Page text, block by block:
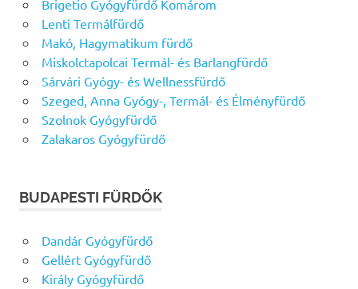
Brigetio Gyógyfürdő Komárom
Lenti Termálfürdő
Makó, Hagymatikum fürdő
Miskolctapolcai Termál- és Barlangfürdő
Sárvári Gyógy- és Wellnessfürdő
Szeged, Anna Gyógy-, Termál- és Élményfürdő
Szolnok Gyógyfürdő
Zalakaros Gyógyfürdő
BUDAPESTI FÜRDŐK
Dandár Gyógyfürdő
Gellért Gyógyfürdő
Király Gyógyfürdő